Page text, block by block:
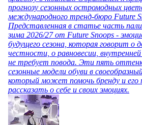
прогнозу сезонных остромодных
международного тренд-бюро Future
Представленная в статье часть
зима 2026/27 от Future Snoops -
будущего сезона, которая говорит о
честности, о равновесии,
не требует повода. Эти пять
сезонные модели обуви в
который может помочь бренду и его
рассказать о себе и своих эмоциях.